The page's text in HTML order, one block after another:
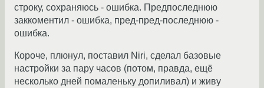
строку, сохраняюсь - ошибка. Предпоследнюю
заккоментил - ошибка, пред-пред-последнюю -
ошибка.
Короче, плюнул, поставил Niri, сделал базовые
настройки за пару часов (потом, правда, ещё
несколько дней помаленьку допиливал) и живу